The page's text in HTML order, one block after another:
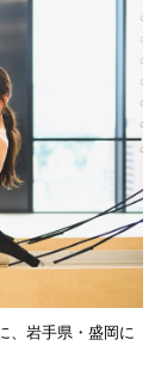
、岩手県・盛岡に